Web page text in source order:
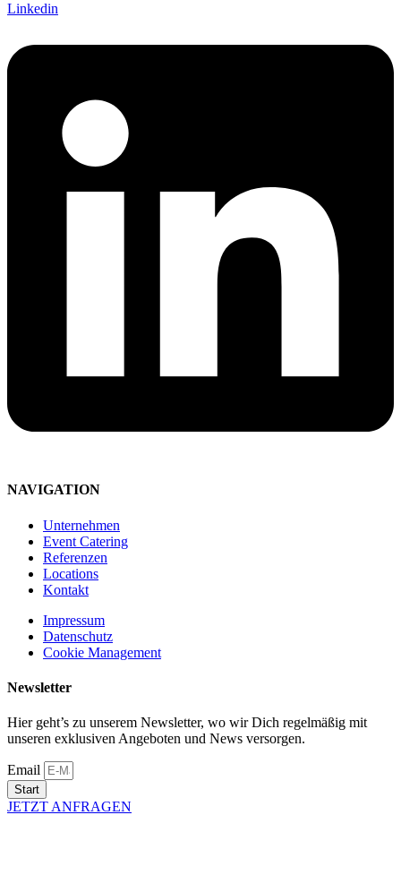
Linkedin
NAVIGATION
Unternehmen
Event Catering
Referenzen
Locations
Kontakt
Impressum
Datenschutz
Cookie Management
Newsletter
Hier geht’s zu unserem Newsletter, wo wir Dich regelmäßig mit
unseren exklusiven Angeboten und News versorgen.
Email
Start
JETZT ANFRAGEN